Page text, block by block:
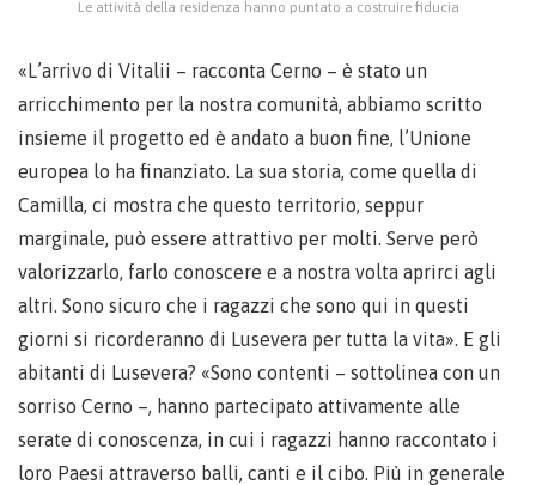
Le attività della residenza hanno puntato a costruire fiducia
«L’arrivo di Vitalii – racconta Cerno – è stato un
arricchimento per la nostra comunità, abbiamo scritto
insieme il progetto ed è andato a buon fine, l’Unione
europea lo ha finanziato. La sua storia, come quella di
Camilla, ci mostra che questo territorio, seppur
marginale, può essere attrattivo per molti. Serve però
valorizzarlo, farlo conoscere e a nostra volta aprirci agli
altri. Sono sicuro che i ragazzi che sono qui in questi
giorni si ricorderanno di Lusevera per tutta la vita». E gli
abitanti di Lusevera? «Sono contenti – sottolinea con un
sorriso Cerno –, hanno partecipato attivamente alle
serate di conoscenza, in cui i ragazzi hanno raccontato i
loro Paesi attraverso balli, canti e il cibo. Più in generale